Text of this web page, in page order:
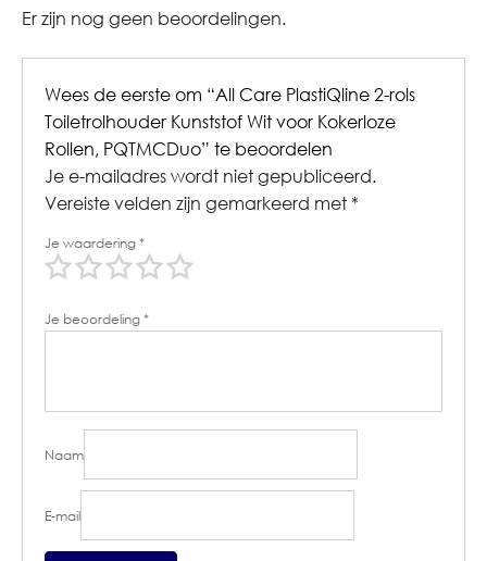
Er zijn nog geen beoordelingen.
Wees de eerste om “All Care PlastiQline 2-rols
Toiletrolhouder Kunststof Wit voor Kokerloze
Rollen, PQTMCDuo” te beoordelen
Je e-mailadres wordt niet gepubliceerd.
Vereiste velden zijn gemarkeerd met *
Je waardering*
Je beoordeling*
Naam
E-mail